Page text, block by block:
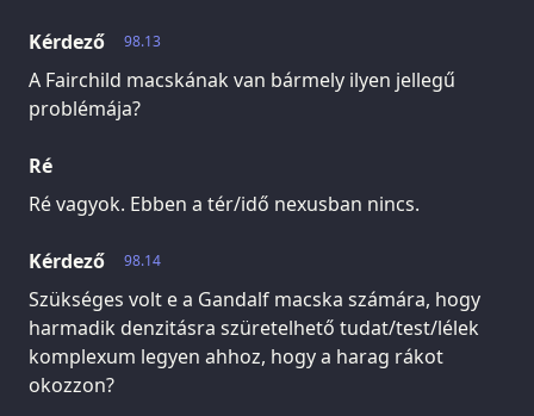
98.13
Kérdező
A Fairchild macskának van bármely ilyen jellegű
problémája?
Ré
Ré vagyok. Ebben a tér/idő nexusban nincs.
98.14
Kérdező
Szükséges volt e a Gandalf macska számára, hogy
harmadik denzitásra szüretelhető tudat/test/lélek
komplexum legyen ahhoz, hogy a harag rákot
okozzon?